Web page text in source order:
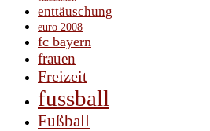
enttäuschung
euro 2008
fc bayern
frauen
Freizeit
fussball
Fußball